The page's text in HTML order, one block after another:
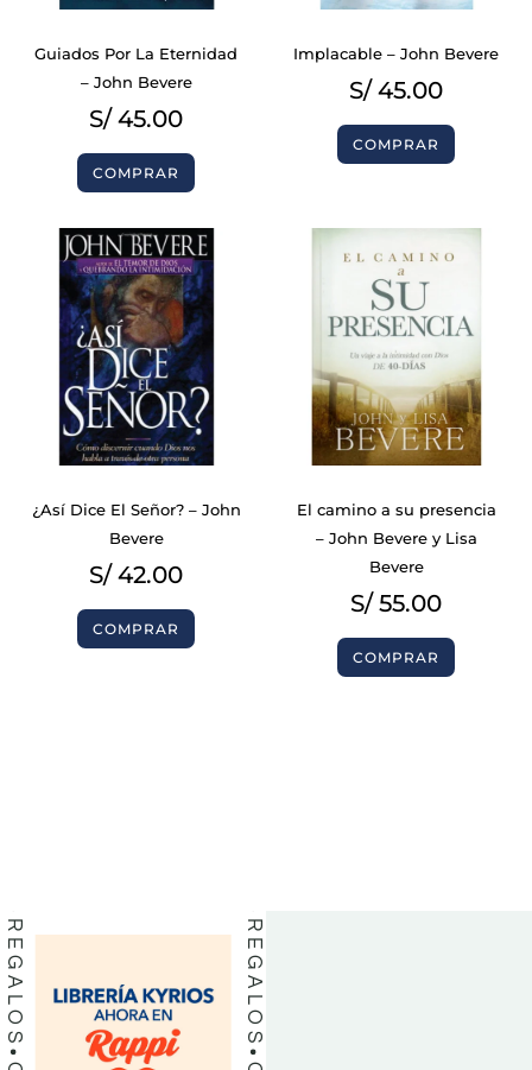
Guiados Por La Eternidad
– John Bevere
S/ 45.00
COMPRAR
Implacable – John Bevere
S/ 45.00
COMPRAR
¿Así Dice El Señor? – John
Bevere
S/42.00
COMPRAR
El camino a su presencia
– John Bevere y Lisa
Bevere
S/55.00
COMPRAR
REGALOS
REGALOS